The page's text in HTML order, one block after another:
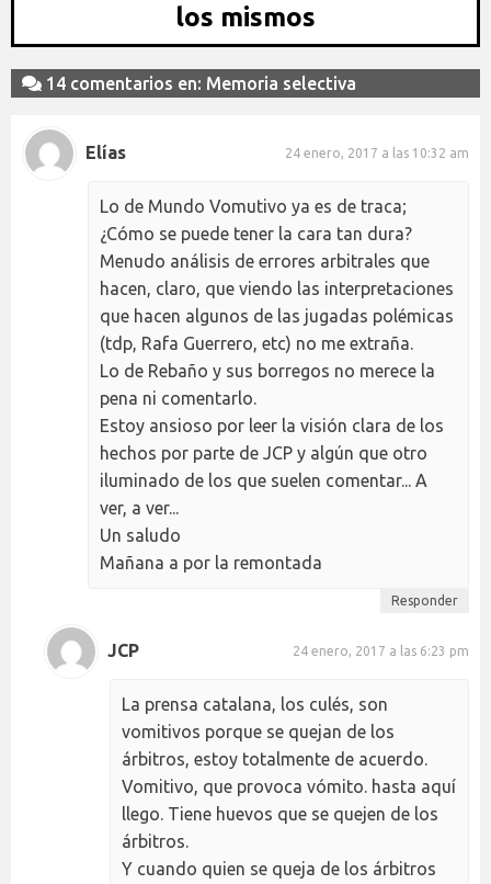
los mismos
14 comentarios en: Memoria selectiva
Elías 24 enero, 2017 a las 10:32 am
Lo de Mundo Vomutivo ya es de traca;
¿Cómo se puede tener la cara tan dura?
Menudo análisis de errores arbitrales que
hacen, claro, que viendo las interpretaciones
que hacen algunos de las jugadas polémicas
(tdp, Rafa Guerrero, etc) no me extraña.
Lo de Rebaño y sus borregos no merece la
pena ni comentarlo.
Estoy ansioso por leer la visión clara de los
hechos por parte de JCP y algún que otro
iluminado de los que suelen comentar... A
ver, a ver...
Un saludo
Mañana a por la remontada
Responder
JCP 24 enero, 2017 a las 6:23 pm
La prensa catalana, los culés, son
vomitivos porque se quejan de los
árbitros, estoy totalmente de acuerdo.
Vomitivo, que provoca vómito. hasta aquí
llego. Tiene huevos que se quejen de los
árbitros.
Y cuando quien se queja de los árbitros